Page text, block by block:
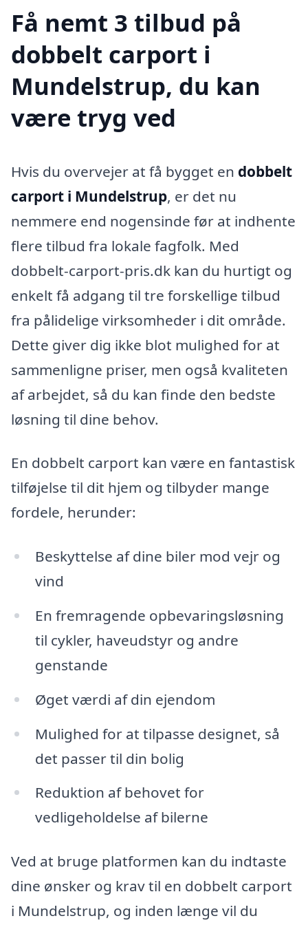
Få nemt 3 tilbud på
dobbelt carport i
Mundelstrup, du kan
være tryg ved
Hvis du overvejer at få bygget en dobbelt
carport i Mundelstrup, er det nu
nemmere end nogensinde før at indhente
flere tilbud fra lokale fagfolk. Med
dobbelt-carport-pris.dk kan du hurtigt og
enkelt få adgang til tre forskellige tilbud
fra pålidelige virksomheder i dit område.
Dette giver dig ikke blot mulighed for at
sammenligne priser, men også kvaliteten
af arbejdet, så du kan finde den bedste
løsning til dine behov.
En dobbelt carport kan være en fantastisk
tilføjelse til dit hjem og tilbyder mange
fordele, herunder:
Beskyttelse af dine biler mod vejr og
vind
En fremragende opbevaringsløsning
til cykler, haveudstyr og andre
genstande
Øget værdi af din ejendom
Mulighed for at tilpasse designet, så
det passer til din bolig
Reduktion af behovet for
vedligeholdelse af bilerne
Ved at bruge platformen kan du indtaste
dine ønsker og krav til en dobbelt carport
i Mundelstrup, og inden længe vil du